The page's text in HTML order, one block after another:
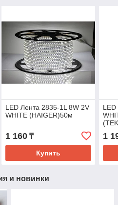
LED Лента 2835-1L 8W 2V
WHITE (HAIGER)50м
1 160₸
Купить
1
и новинки